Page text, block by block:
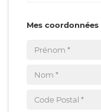
Mes coordonnées